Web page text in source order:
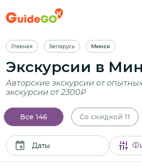
Главная Беларусь Минск
Экскурсии в
Авторские экскурсии от
экскурсии от 2300₽
Все 146 Со скидкой 11
Даты